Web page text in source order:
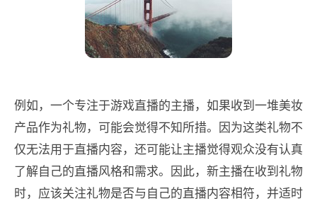
例如，一个专注于游戏直播的主播，如果收到一堆美妆
产品作为礼物，可能会觉得不知所措。因为这类礼物不
仅无法用于直播内容，还可能让主播觉得观众没有认真
了解自己的直播风格和需求。因此，新主播在收到礼物
时，应该关注礼物是否与自己的直播内容相符，并适时